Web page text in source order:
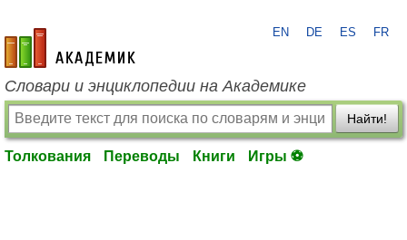
academic.ru
EN DE ES FR
Словари и энциклопедии на Академике
Найти!
Толкования Переводы Книги Игры ⚽